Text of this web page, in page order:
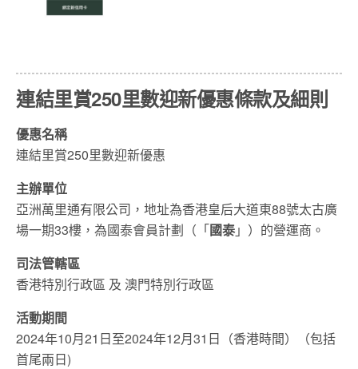
連結里賞250里數迎新優惠條款及細則
優惠名稱
連結里賞250里數迎新優惠
主辦單位
亞洲萬里通有限公司，地址為香港皇后大道東88號太古廣
場一期33樓，為國泰會員計劃（「國泰」）的營運商。
司法管轄區
香港特別行政區 及 澳門特別行政區
活動期間
2024年10月21日至2024年12月31日（香港時間）（包括
首尾兩日)